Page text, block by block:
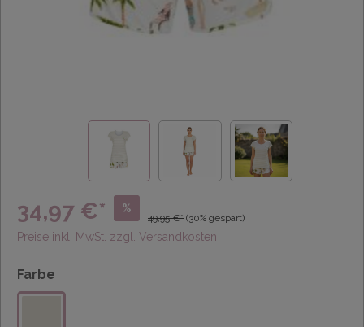
34,97 €* %
49,95 €* (30% gespart)
Preise inkl. MwSt. zzgl. Versandkosten
Farbe